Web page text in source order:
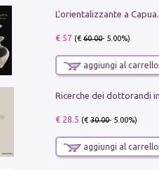
€ 57 (€60.00- 5.00%)
aggiungi al carrello
€ 28.5 (€30.00- 5.00%)
aggiungi al carrello